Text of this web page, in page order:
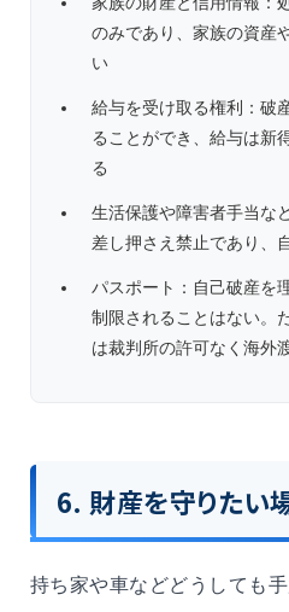
のみであり、家族の資産
い
給与を受け取る権利：破
ることができ、給与は新
る
生活保護や障害者手当な
差し押さえ禁止であり、
パスポート：自己破産を
制限されることはない。
は裁判所の許可なく海外
6. 財産を守りたい
持ち家や車などどうしても